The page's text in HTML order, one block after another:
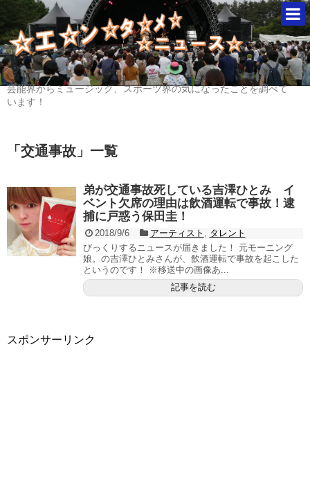
芸能界からミュージック、スポーツ界の気になったことを調べて
います！
「 交通事故 」 一覧
弟が交通事故死している吉澤ひとみ イ
ベント欠席の理由は飲酒運転で事故！逮
捕に戸惑う保田圭！
2018/9/6 アーティスト
タレント
びっくりするニュースが届きました！ 元モーニング
娘。の吉澤ひとみさんが、飲酒運転で事故を起こした
というのです！ ※移送中の画像あ...
記事を読む
スポンサーリンク